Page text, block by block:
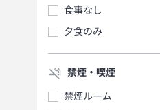
食事なし
夕食のみ
禁煙・喫煙
禁煙ルーム